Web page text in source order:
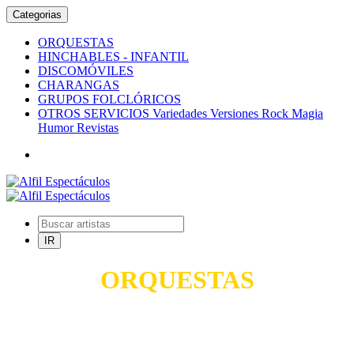
Categorias
ORQUESTAS
HINCHABLES - INFANTIL
DISCOMÓVILES
CHARANGAS
GRUPOS FOLCLÓRICOS
OTROS SERVICIOS Variedades Versiones Rock Magia
Humor Revistas
ORQUESTAS